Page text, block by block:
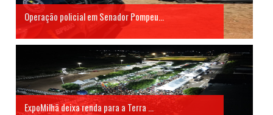
Operação policial em Senador Pompeu...
ExpoMilhã deixa renda para a Terra ...